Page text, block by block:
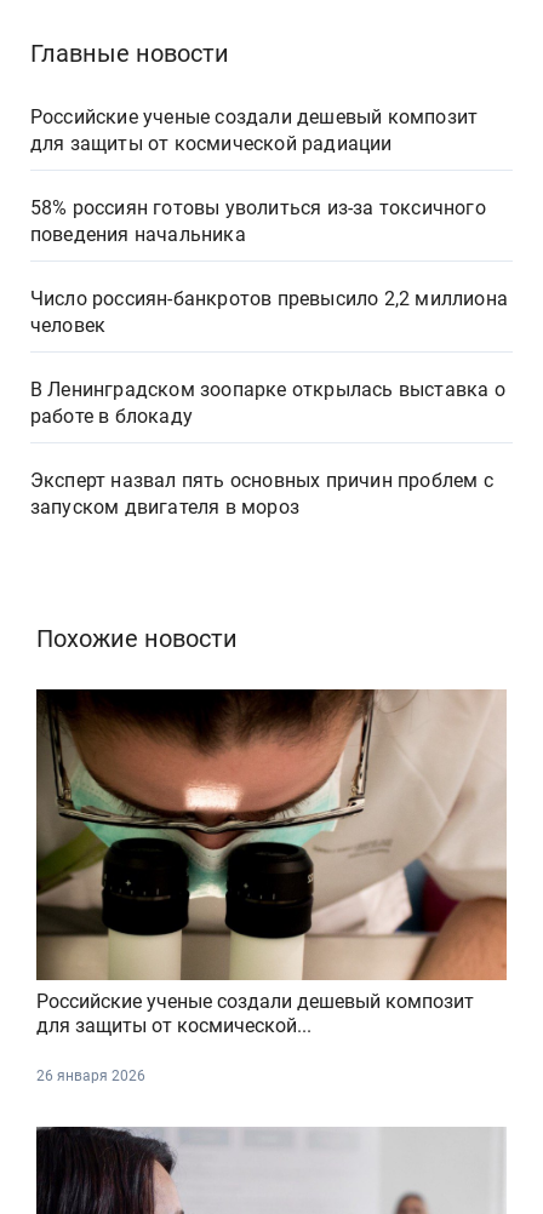
Главные новости
Российские ученые создали дешевый композит
для защиты от космической радиации
58% россиян готовы уволиться из-за токсичного
поведения начальника
Число россиян-банкротов превысило 2,2 миллиона
человек
В Ленинградском зоопарке открылась выставка о
работе в блокаду
Эксперт назвал пять основных причин проблем с
запуском двигателя в мороз
Похожие новости
Российские ученые создали дешевый композит
для защиты от космической...
26 января 2026